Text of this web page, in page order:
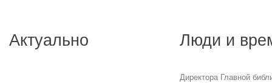
Актуально Люди и
Директора Главной